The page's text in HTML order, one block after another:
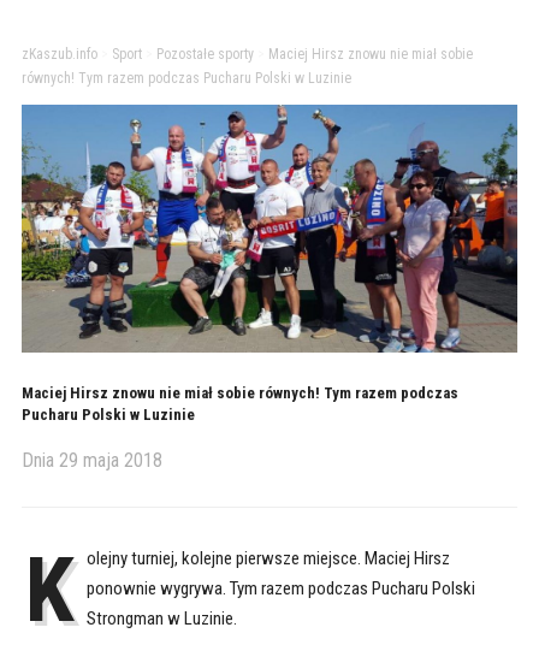
zKaszub.info> Sport> Pozostałe sporty>
Maciej Hirsz znowu nie miał sobie
równych! Tym razem podczas Pucharu Polski w Luzinie
Maciej Hirsz znowu nie miał sobie równych! Tym razem podczas
Pucharu Polski w Luzinie
Dnia 29 maja 2018
K olejny turniej, kolejne pierwsze miejsce. Maciej Hirsz
ponownie wygrywa. Tym razem podczas Pucharu Polski
Strongman w Luzinie.